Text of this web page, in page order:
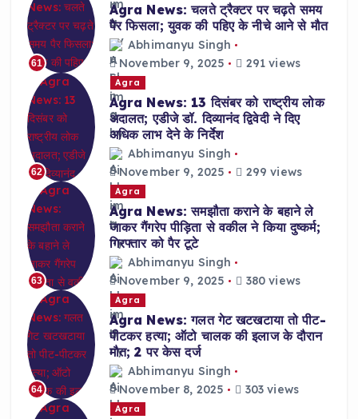
61
Agra News: चलते ट्रैक्टर पर चढ़ते समय
पैर फिसला; युवक की पहिए के नीचे आने से मौत
Abhimanyu Singh
November 9, 2025
291 views
62
Agra
Agra News: 13 दिसंबर को राष्ट्रीय लोक
अदालत; एडीजे डॉ. दिव्यानंद द्विवेदी ने दिए
अधिक लाभ देने के निर्देश
Abhimanyu Singh
November 9, 2025
299 views
63
Agra
Agra News: समझौता कराने के बहाने ले
जाकर गैंगरेप पीड़िता से वकील ने किया दुष्कर्म;
गिरफ्तार को पैर टूटे
Abhimanyu Singh
November 9, 2025
380 views
64
Agra
Agra News: गलत गेट खटखटाया तो पीट-
पीटकर हत्या; ऑटो चालक की इलाज के दौरान
मौत; 2 पर केस दर्ज
Abhimanyu Singh
November 8, 2025
303 views
Agra